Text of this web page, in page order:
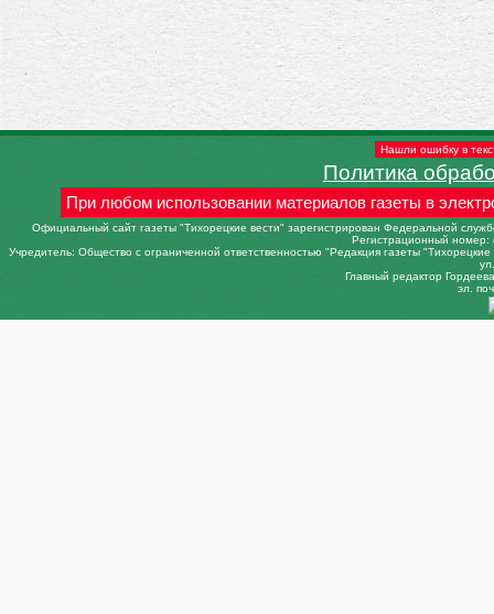
Нашли ошибку в
Политика
При любом использовании материалов газеты в
Официальный сайт газеты "Тихорецкие вести" зарегистрирован Федеральной
Регистрационный
Учредитель: Общество с ограниченной ответственностью "Редакция газеты
Главный редактор
эл.